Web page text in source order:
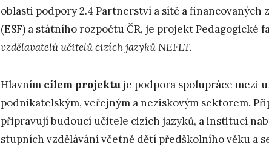
oblasti podpory 2.4 Partnerství a sítě a
(ESF) a státního rozpočtu ČR, je projekt Pedagogické
vzdělavatelů učitelů cizích jazyků NEFLT.
Hlavním cílem projektu je podpora spolupráce mezi
podnikatelským, veřejným a neziskovým sektorem.
připravují budoucí učitele cizích jazyků, a institucí
stupních vzdělávání včetně dětí předškolního věku a